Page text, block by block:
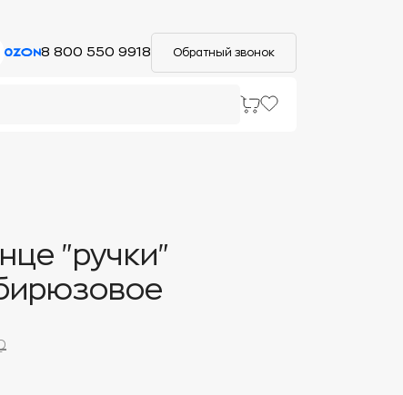
8 800 550 9918 Обратный звонок
"ручки"